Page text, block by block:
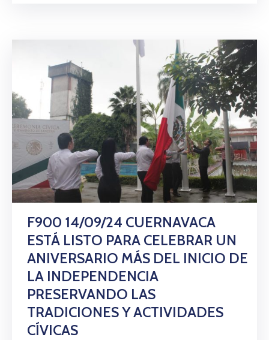
F900 14/09/24 CUERNAVACA
ESTÁ LISTO PARA CELEBRAR UN
ANIVERSARIO MÁS DEL INICIO DE
LA INDEPENDENCIA
PRESERVANDO LAS
TRADICIONES Y ACTIVIDADES
CÍVICAS